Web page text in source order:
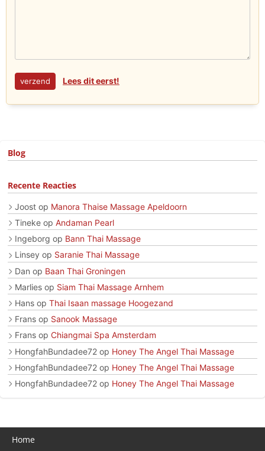
Lees dit eerst!
Blog
Recente Reacties
Joost op Manora Thaise Massage Apeldoorn
Tineke op Andaman Pearl
Ingeborg op Bann Thai Massage
Linsey op Saranie Thai Massage
Dan op Baan Thai Groningen
Marlies op Siam Thai Massage Arnhem
Hans op Thai Isaan massage Hoogezand
Frans op Sanook Massage
Frans op Chiangmai Spa Amsterdam
HongfahBundadee72 op Honey The Angel Thai Massage
HongfahBundadee72 op Honey The Angel Thai Massage
HongfahBundadee72 op Honey The Angel Thai Massage
Home